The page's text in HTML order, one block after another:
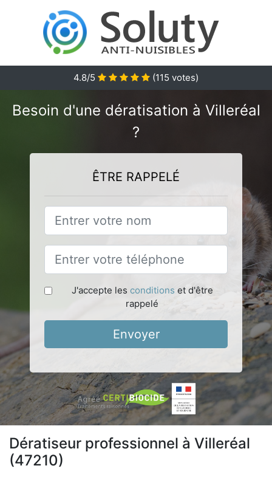
4.8/5 (115 votes)
Besoin d'une dératisation à Villeréal
?
ÊTRE RAPPELÉ
J'accepte les conditions et d'être
rappelé
Envoyer
Dératiseur professionnel à Villeréal
(47210)